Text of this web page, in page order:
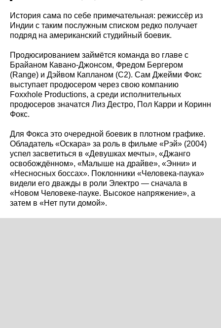
История сама по себе примечательная: режиссёр из
Индии с таким послужным списком редко получает
подряд на американский студийный боевик.
Продюсированием займётся команда во главе с
Брайаном Кавано-Джонсом, Фредом Бергером
(Range) и Дэйвом Капланом (C2). Сам Джейми Фокс
выступает продюсером через свою компанию
Foxxhole Productions, а среди исполнительных
продюсеров значатся Лиз Дестро, Пол Карри и Коринн
Фокс.
Для Фокса это очередной боевик в плотном графике.
Обладатель «Оскара» за роль в фильме «Рэй» (2004)
успел засветиться в «Девушках мечты», «Джанго
освобождённом», «Малыше на драйве», «Энни» и
«Несносных боссах». Поклонники «Человека-паука»
видели его дважды в роли Электро — сначала в
«Новом Человеке-пауке. Высокое напряжение», а
затем в «Нет пути домой».